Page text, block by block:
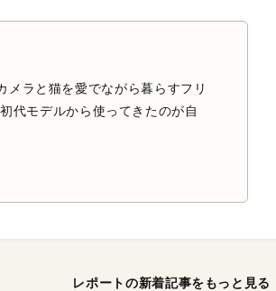
メラと猫を愛でながら暮らすフリ
代モデルから使ってきたのが自
レポートの新着記事をもっと見る